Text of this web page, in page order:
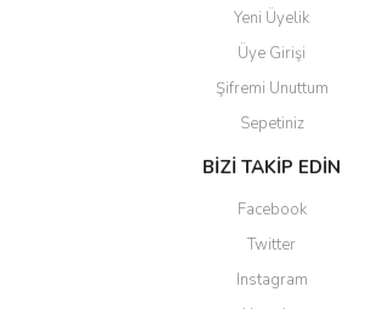
Yeni Üyelik
Üye Girişi
Şifremi Unuttum
Sepetiniz
BİZİ TAKİP EDİN
Facebook
Twitter
Instagram